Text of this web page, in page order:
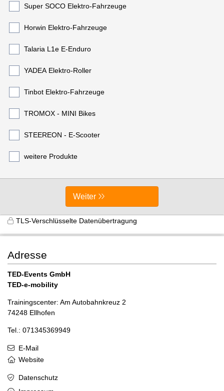
Super SOCO Elektro-Fahrzeuge
Horwin Elektro-Fahrzeuge
Talaria L1e E-Enduro
YADEA Elektro-Roller
Tinbot Elektro-Fahrzeuge
TROMOX - MINI Bikes
STEEREON - E-Scooter
weitere Produkte
Weiter
TLS-Verschlüsselte Datenübertragung
Adresse
TED-Events GmbH
TED-e-mobility
Trainingscenter: Am Autobahnkreuz 2
74248 Ellhofen
Tel.: 071345369949
E-Mail
Website
Datenschutz